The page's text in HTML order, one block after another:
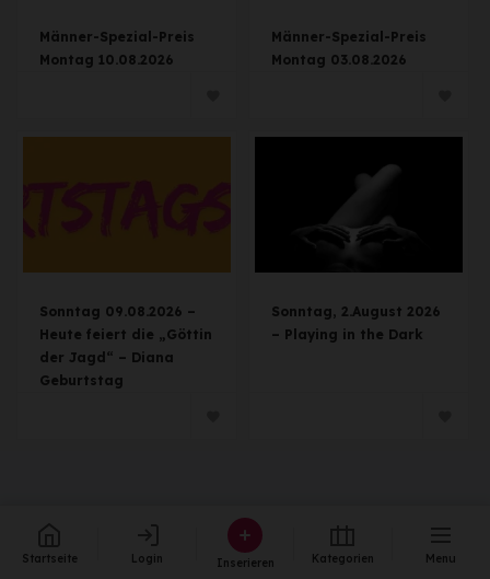
Männer-Spezial-Preis
Montag 10.08.2026
Männer-Spezial-Preis
Montag 03.08.2026
Sonntag 09.08.2026 –
Heute feiert die „Göttin
der Jagd“ – Diana
Geburtstag
Sonntag, 2.August 2026
– Playing in the Dark
Startseite Login Inserieren Kategorien Menu